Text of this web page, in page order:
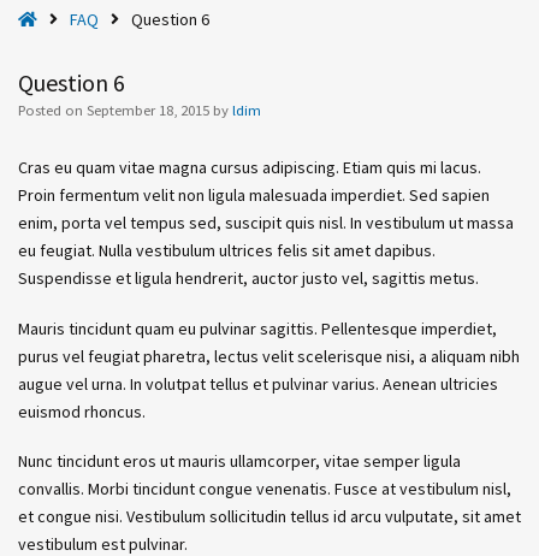
H
e
FAQ Question 6
Question 6
Posted on September 18, 2015 by ldim
Cras eu quam vitae magna cursus adipiscing. Etiam quis mi lacus.
Proin fermentum velit non ligula malesuada imperdiet. Sed sapien
enim, porta vel tempus sed, suscipit quis nisl. In vestibulum ut massa
eu feugiat. Nulla vestibulum ultrices felis sit amet dapibus.
Suspendisse et ligula hendrerit, auctor justo vel, sagittis metus.
Mauris tincidunt quam eu pulvinar sagittis. Pellentesque imperdiet,
purus vel feugiat pharetra, lectus velit scelerisque nisi, a aliquam nibh
augue vel urna. In volutpat tellus et pulvinar varius. Aenean ultricies
euismod rhoncus.
Nunc tincidunt eros ut mauris ullamcorper, vitae semper ligula
convallis. Morbi tincidunt congue venenatis. Fusce at vestibulum nisl,
et congue nisi. Vestibulum sollicitudin tellus id arcu vulputate, sit amet
vestibulum est pulvinar.